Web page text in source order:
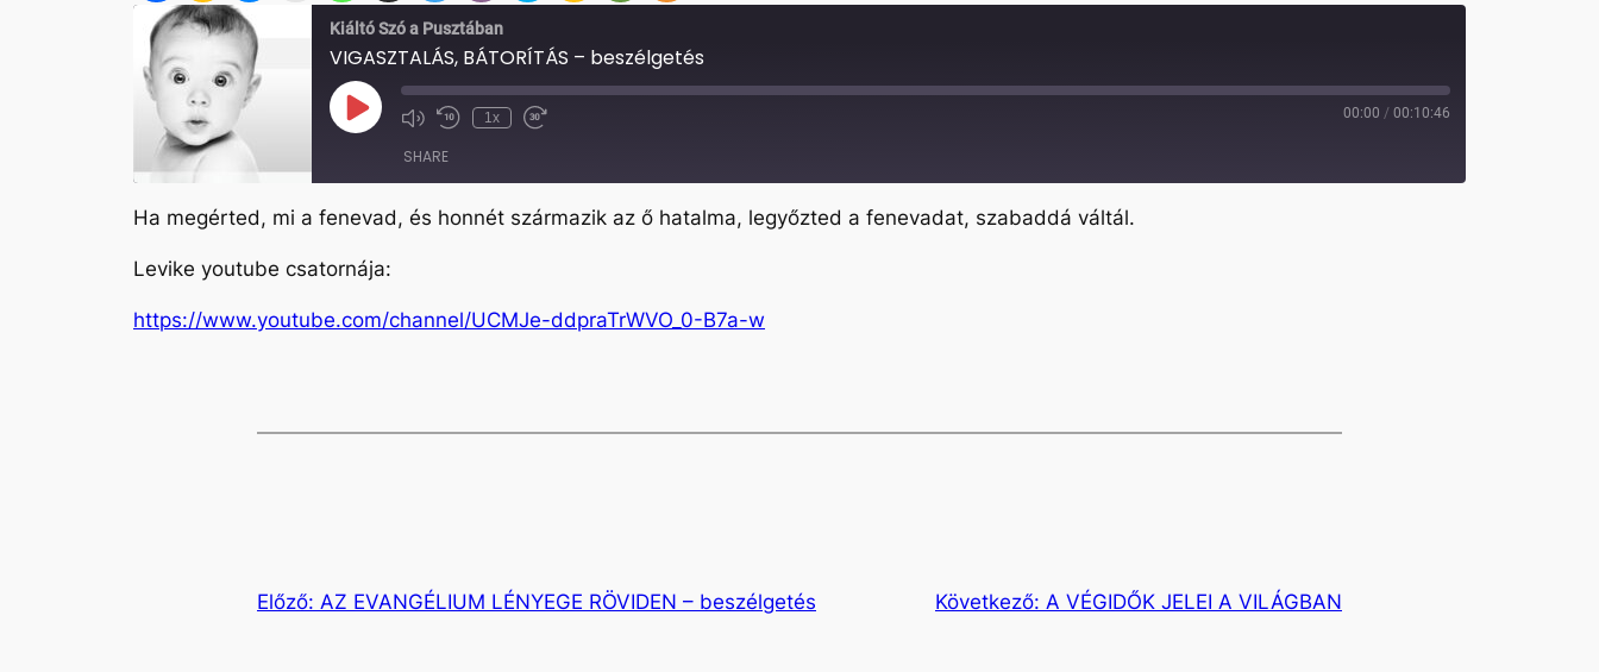
Kiáltó Szó a Pusztában
VIGASZTALÁS, BÁTORÍTÁS – beszélgetés
Play
Episode Mute/Unmute
Rewind
1x
Fast
00:00 / 00:10:46
SHARE
SHARE
LINK
EMBED
Ha megérted, mi a fenevad, és honnét származik az ő hatalma, legyőzted a fenevadat, szabaddá váltál.
Levike youtube csatornája:
https://www.youtube.com/channel/UCMJe-ddpraTrWVO_0-B7a-w
Előző: AZ EVANGÉLIUM LÉNYEGE RÖVIDEN – beszélgetés Következő: A VÉGIDŐK JELEI A VILÁGBAN